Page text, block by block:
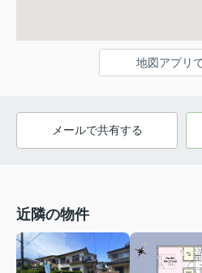
地図アプリ
メールで共有する
近隣の物件